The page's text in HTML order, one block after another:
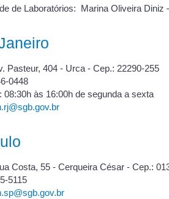
de Laboratórios: Marina Oliveira Diniz
Pasteur, 404 - Urca - Cep.: 22290-255
0448
08:30h às 16:00h de segunda a sexta
Costa, 55 - Cerqueira César - Cep.:
5115